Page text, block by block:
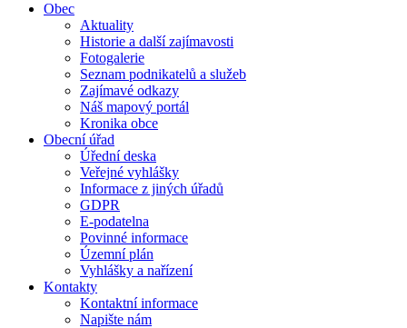
Obec
Aktuality
Historie a další zajímavosti
Fotogalerie
Seznam podnikatelů a služeb
Zajímavé odkazy
Náš mapový portál
Kronika obce
Obecní úřad
Úřední deska
Veřejné vyhlášky
Informace z jiných úřadů
GDPR
E-podatelna
Povinné informace
Územní plán
Vyhlášky a nařízení
Kontakty
Kontaktní informace
Napište nám